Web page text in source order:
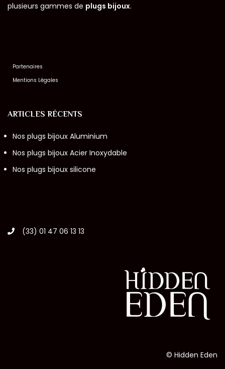
plusieurs gammes de plugs bijoux.
Partenaires
Mentions Légales
ARTICLES RÉCENTS
Nos plugs bijoux Aluminium
Nos plugs bijoux Acier Inoxydable
Nos plugs bijoux silicone
(33) 01 47 06 13 13
© Hidden Eden